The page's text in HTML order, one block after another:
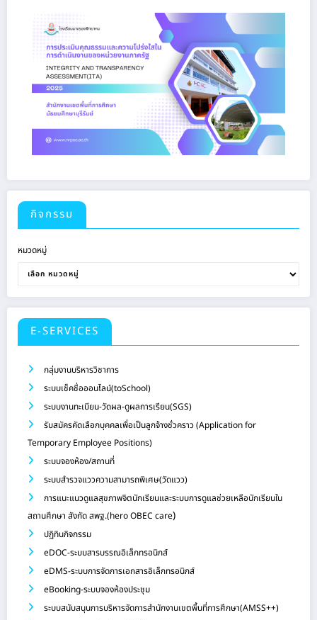
กิจกรรม
หมวดหมู่
E-SERVICES
กลุ่มงานบริหารวิชาการ
ระบบเช็คชื่อออนไลน์(toSchool)
ระบบงานทะเบียน-วัดผล-ดูผลการเรียน(SGS)
รับสมัครคัดเลือกบุคคลเพื่อเป็นลูกจ้างชั่วคราว (Application for
Temporary Employee Positions)
ระบบจองห้อง/สถานที่
ระบบสำรวจแววความสามารถพิเศษ(วัดแวว)
การแนะแนวดูแลสุขภาพจิตนักเรียนและระบบการดูแลช่วยเหลือนักเรียนใน
สถานศึกษา สังกัด สพฐ.(hero OBEC care)
ปฏิทินกิจกรรม
eDOC-ระบบสารบรรณอิเล็กทรอนิกส์
eDMS-ระบบการจัดการเอกสารอิเล็กทรอนิกส์
eBooking-ระบบจองห้องประชุม
ระบบสนับสนุนการบริหารจัดการสำนักงานเขตพื้นที่การศึกษา(AMSS++)